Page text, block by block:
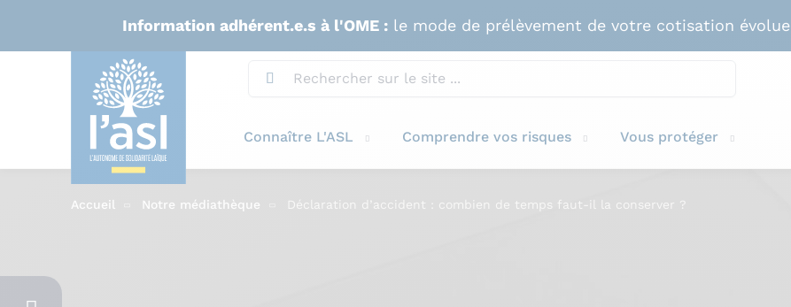
Information adhérent.e.s à l'OME : le mode de prélèvement de votre cotisation évolue
Connaître L'ASL Comprendre vos risques Vous protéger
Accueil Notre médiathèque Déclaration d’accident : combien de temps faut-il la conserver ?